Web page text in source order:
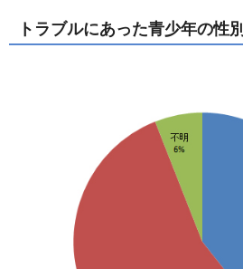
トラブルにあった青少年の性別